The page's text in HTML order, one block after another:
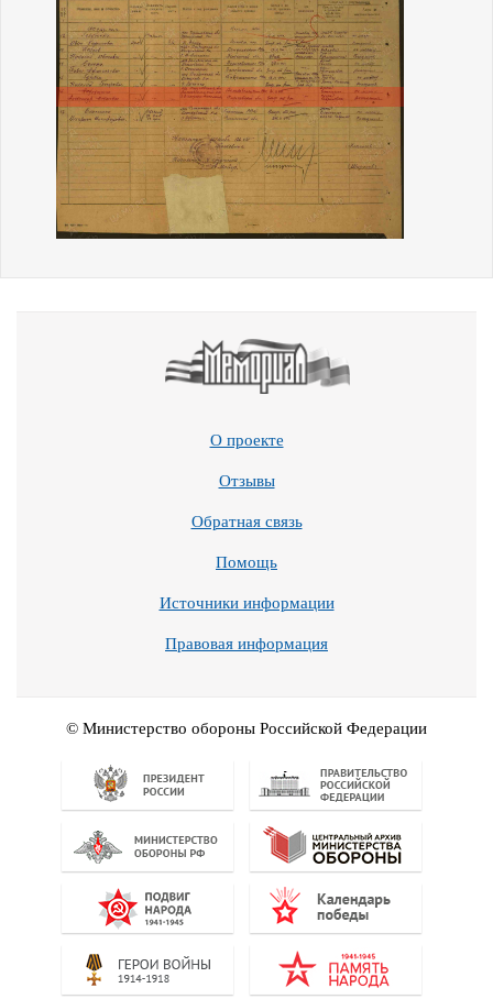
О проекте
Отзывы
Обратная связь
Помощь
Источники информации
Правовая информация
© Министерство обороны Российской Федерации